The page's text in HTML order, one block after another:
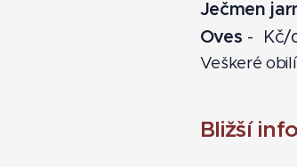
Ječmen
Oves - Kč/
Veškeré
Bližší